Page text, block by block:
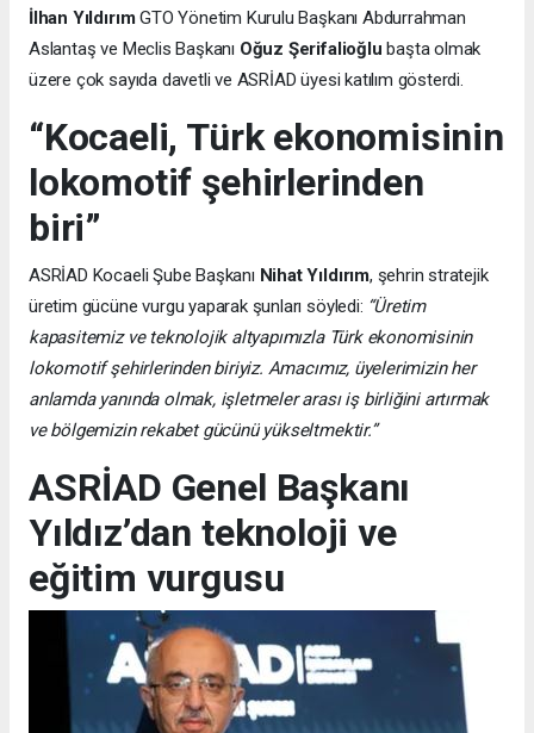
İlhan YıldırımGTO Yönetim Kurulu Başkanı Abdurrahman
Aslantaş ve Meclis Başkanı Oğuz Şerifalioğlu başta olmak
üzere çok sayıda davetli ve ASRİAD üyesi katılım gösterdi.
“Kocaeli, Türk ekonomisinin
lokomotif şehirlerinden
biri”
ASRİAD Kocaeli Şube Başkanı Nihat Yıldırım, şehrin stratejik
üretim gücüne vurgu yaparak şunları söyledi: “Üretim
kapasitemiz ve teknolojik altyapımızla Türk ekonomisinin
lokomotif şehirlerinden biriyiz. Amacımız, üyelerimizin her
anlamda yanında olmak, işletmeler arası iş birliğini artırmak
ve bölgemizin rekabet gücünü yükseltmektir.”
ASRİAD Genel Başkanı
Yıldız’dan teknoloji ve
eğitim vurgusu